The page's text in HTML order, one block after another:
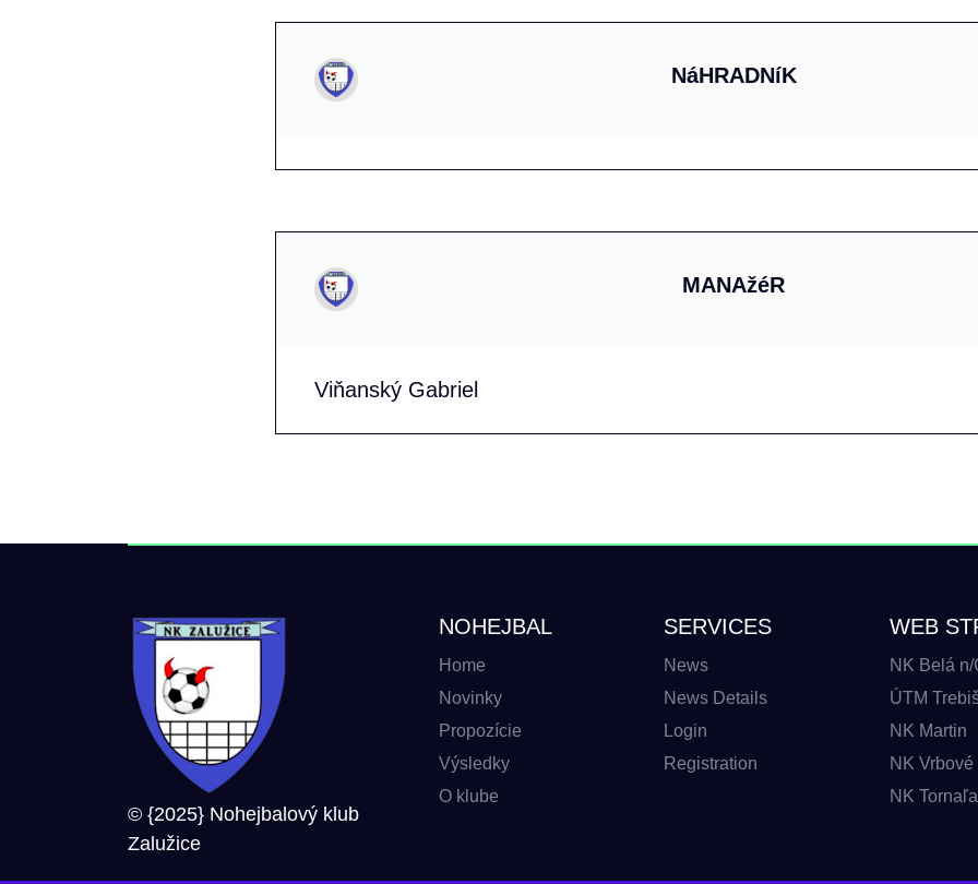
NáHRADNíK
MANAžéR
Viňanský Gabriel
© {2025} Nohejbalový klub
Zalužice
NOHEJBAL
Home
Novinky
Propozície
Výsledky
O klube
SERVICES
News
News Details
Login
Registration
WEB
NK Belá n/
ÚTM
NK Martin
NK Vrbové
NK